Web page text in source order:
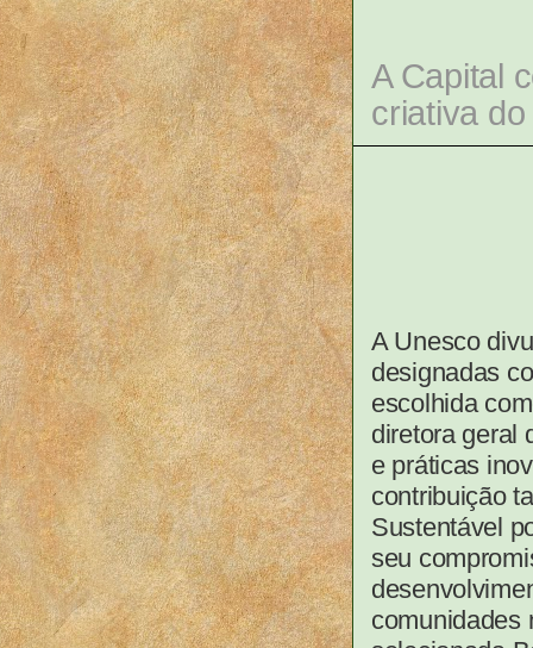
A Capital
criativa
A Unesco
designadas
escolhida
diretora geral
e práticas
contribuição
Sustentável
seu
comunidades